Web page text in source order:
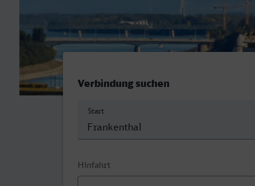
Verbindung suchen
Start
Hinfahrt
Datum der Hinfahrt